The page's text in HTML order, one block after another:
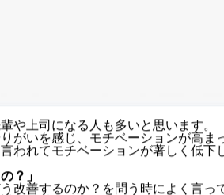
や上司になる人も多いと思います。
われてモチベーションが著しく低下